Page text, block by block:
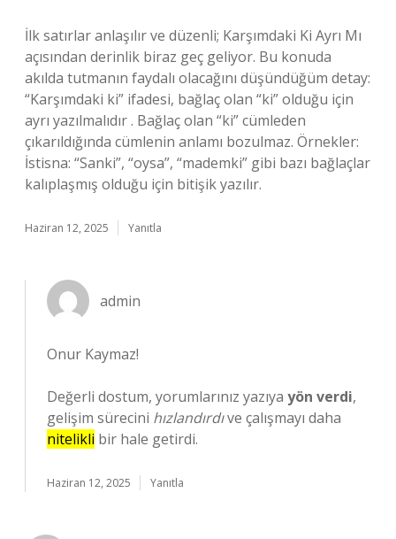
İlk satırlar anlaşılır ve düzenli; Karşımdaki Ki Ayrı Mı
açısından derinlik biraz geç geliyor. Bu konuda
akılda tutmanın faydalı olacağını düşündüğüm detay:
“Karşımdaki ki” ifadesi, bağlaç olan “ki” olduğu için
ayrı yazılmalıdır . Bağlaç olan “ki” cümleden
çıkarıldığında cümlenin anlamı bozulmaz. Örnekler:
İstisna: “Sanki”, “oysa”, “mademki” gibi bazı bağlaçlar
kalıplaşmış olduğu için bitişik yazılır.
Haziran 12, 2025 Yanıtla
admin
Onur Kaymaz!
Değerli dostum, yorumlarınız yazıya yön verdi,
gelişim sürecini hızlandırdıve çalışmayı daha
nitelikli bir hale getirdi.
Haziran 12, 2025 Yanıtla